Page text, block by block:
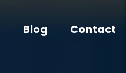
Blog Contact